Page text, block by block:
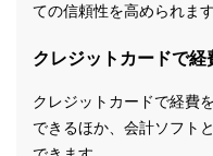
ての信頼性を高められます
クレジットカードで
クレジットカードで経費
できるほか、会計ソフト